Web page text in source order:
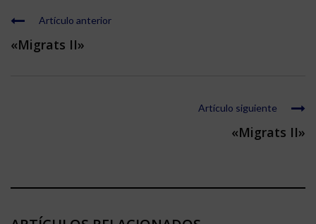
Artículo anterior
«Migrats II»
Artículo siguiente
«Migrats II»